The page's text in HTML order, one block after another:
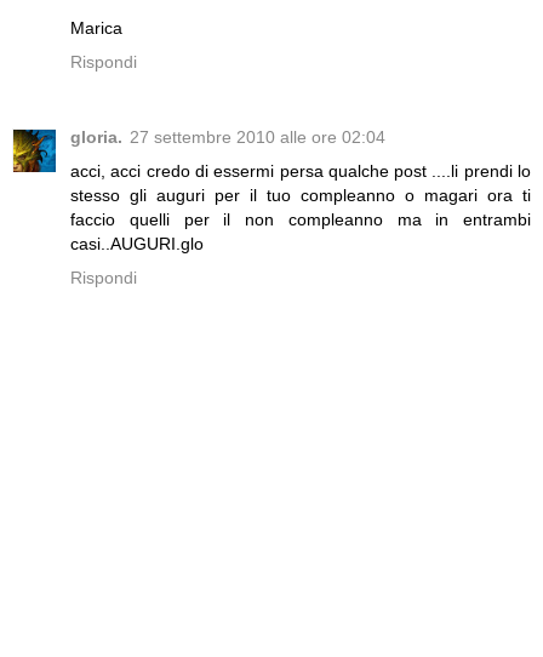
Marica
Rispondi
gloria. 27 settembre 2010 alle ore 02:04
acci, acci credo di essermi persa qualche post ....li prendi lo
stesso gli auguri per il tuo compleanno o magari ora ti
faccio quelli per il non compleanno ma in entrambi
casi..AUGURI.glo
Rispondi